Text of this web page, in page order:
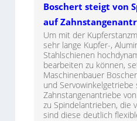
Boschert steigt von
auf
Um mit der
sehr lange Kupfer-,
Stahlschienen
bearbeiten zu können,
Maschinenbauer
und
Zahnstangenantriebe
zu Spindelantrieben, die
sind diese deutlich